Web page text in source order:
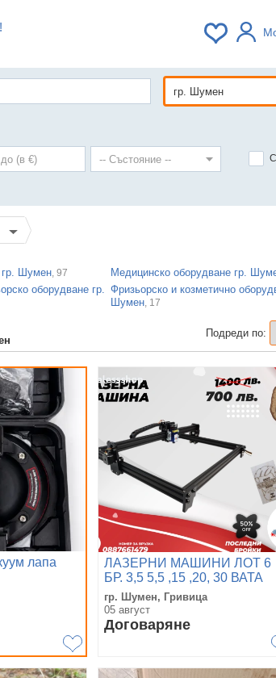
гр. Шумен, 97
оборудване гр.
Медицинско оборудване гр.
Фризьорско и козметично
Шумен, 17
Подреди по:
лапа
ЛАЗЕРНИ МАШИНИ ЛОТ 6
БР. 3,5 5,5 ,15 ,20, 30 ВАТА
гр. Шумен, Гривица
05 август
Договаряне